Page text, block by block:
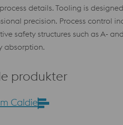
details. Tooling is
precision. Process control
safety structures such as A‑
absorption.
produkter
Caldie